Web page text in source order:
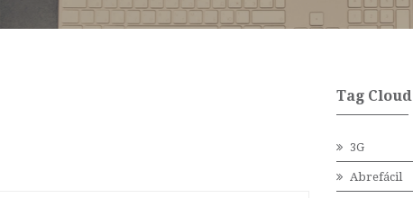
Tag Cloud
3G
Abrefácil